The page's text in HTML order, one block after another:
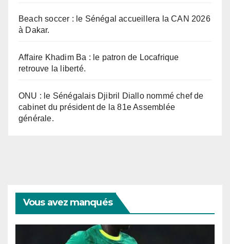
Beach soccer : le Sénégal accueillera la CAN 2026
à Dakar.
Affaire Khadim Ba : le patron de Locafrique
retrouve la liberté.
ONU : le Sénégalais Djibril Diallo nommé chef de
cabinet du président de la 81e Assemblée
générale.
Vous avez manqués